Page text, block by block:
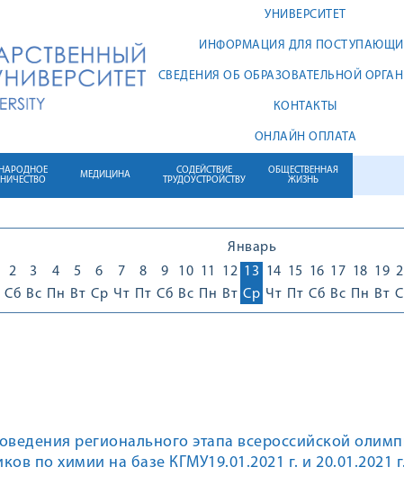
УНИВЕРСИТЕТ
ИНФОРМАЦИЯ ДЛЯ
СВЕДЕНИЯ ОБ ОБРАЗОВАТЕЛЬНОЙ
КОНТАКТЫ
ОНЛАЙН ОПЛАТА
МЕДИЦИНА
СОДЕЙСТВИЕ
ТРУДОУСТРОЙСТВУ
ОБЩЕСТВЕННАЯ
ЖИЗНЬ
Январь
2
Сб
3
Вс
4
Пн
5
Вт
6
Ср
7
Чт
8
Пт
9
Сб
10
Вс
11
Пн
12
Вт
13
Ср
14
Чт
15
Пт
16
Сб
17
Вс
18
Пн
19
Вт
регионального этапа всероссийской
по химии на базе КГМУ19.01.2021 г. и 20.01.2021 г.